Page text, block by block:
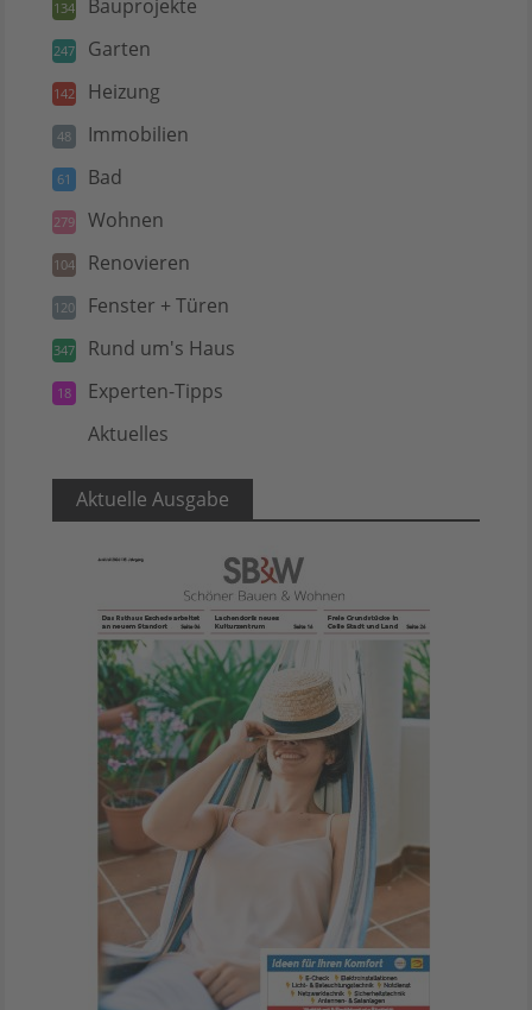
134 Bauprojekte
247 Garten
142 Heizung
48 Immobilien
61 Bad
279 Wohnen
104 Renovieren
120 Fenster + Türen
347 Rund um's Haus
18 Experten-Tipps
Aktuelles
Aktuelle Ausgabe